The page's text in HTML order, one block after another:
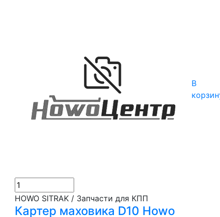
В
HOWO SITRAK / Запчасти для КПП
Картер маховика D10 Howo